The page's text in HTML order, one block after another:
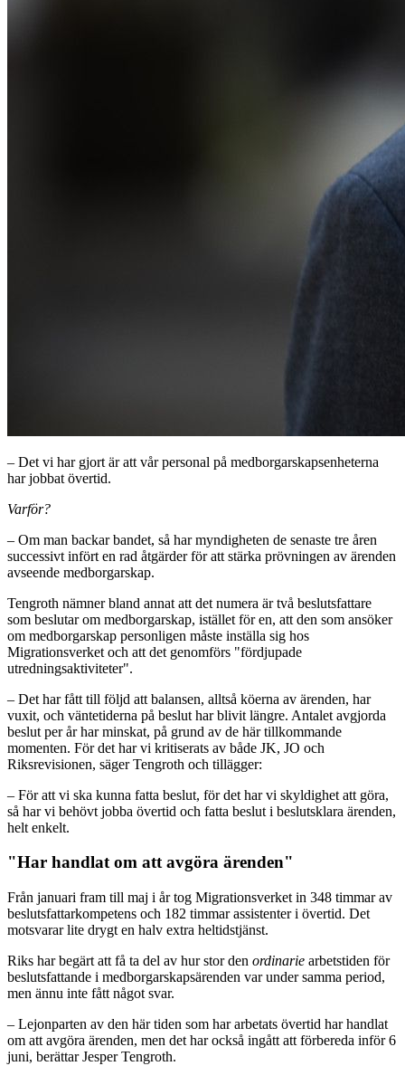
– Det vi har gjort är att vår personal på medborgarskapsenheterna
har jobbat övertid.
Varför?
– Om man backar bandet, så har myndigheten de senaste tre åren
successivt infört en rad åtgärder för att stärka prövningen av ärenden
avseende medborgarskap.
Tengroth nämner bland annat att det numera är två beslutsfattare
som beslutar om medborgarskap, istället för en, att den som ansöker
om medborgarskap personligen måste inställa sig hos
Migrationsverket och att det genomförs "fördjupade
utredningsaktiviteter".
– Det har fått till följd att balansen, alltså köerna av ärenden, har
vuxit, och väntetiderna på beslut har blivit längre. Antalet avgjorda
beslut per år har minskat, på grund av de här tillkommande
momenten. För det har vi kritiserats av både JK, JO och
Riksrevisionen, säger Tengroth och tillägger:
– För att vi ska kunna fatta beslut, för det har vi skyldighet att göra,
så har vi behövt jobba övertid och fatta beslut i beslutsklara ärenden,
helt enkelt.
"Har handlat om att avgöra ärenden"
Från januari fram till maj i år tog Migrationsverket in 348 timmar av
beslutsfattarkompetens och 182 timmar assistenter i övertid. Det
motsvarar lite drygt en halv extra heltidstjänst.
Riks har begärt att få ta del av hur stor den ordinarie arbetstiden för
beslutsfattande i medborgarskapsärenden var under samma period,
men ännu inte fått något svar.
– Lejonparten av den här tiden som har arbetats övertid har handlat
om att avgöra ärenden, men det har också ingått att förbereda inför 6
juni, berättar Jesper Tengroth.